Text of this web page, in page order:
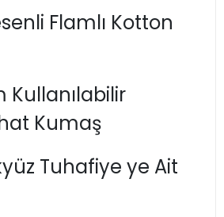
Flamlı Kotton
Kullanılabilir
Kumaş
Tuhafiye ye Ait